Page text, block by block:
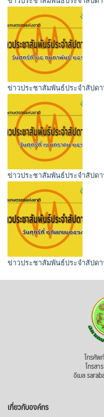
ข่าวประชาสัมพันธ์ประจำสัปด
ข่าวประชาสัมพันธ์ประจำสัปด
ข่าวประชาสัมพันธ์ประจำสัปด
โทรศัพ
โทรสา
อีเมล
เกี่ยวกับองค์กร